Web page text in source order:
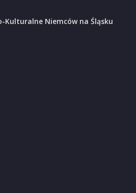
Kulturalne Niemców na Śląsku